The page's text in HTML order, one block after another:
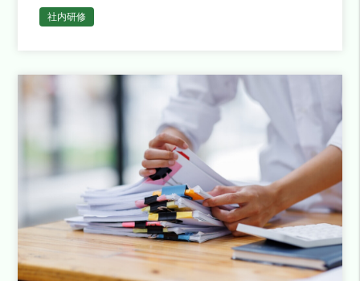
まです。 ただ、社内研修によって業績が上がる企業は
確かに存在し、そのよ […]
社内研修